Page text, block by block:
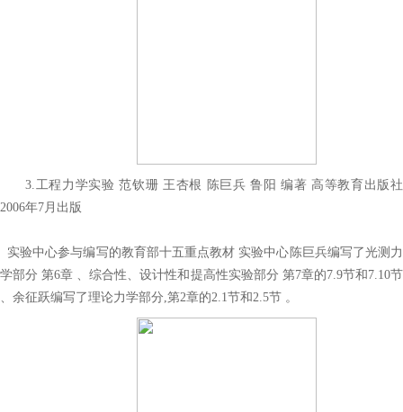
3.工程力学实验 范钦珊 王杏根 陈巨兵 鲁阳 编著 高等教育出版社
2006年7月出版
实验中心参与编写的教育部十五重点教材 实验中心陈巨兵编写了光测力
学部分 第6章 、综合性、设计性和提高性实验部分 第7章的7.9节和7.10节
、余征跃编写了理论力学部分,第2章的2.1节和2.5节 。